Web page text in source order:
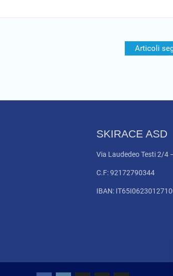
Articoli
SKIRACE ASD
Via Laudedeo Testi 2/4
C.F: 92172790344
IBAN: